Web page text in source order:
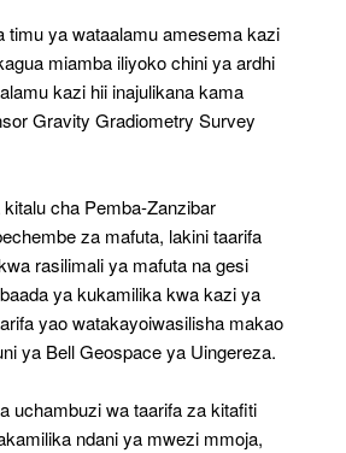
timu ya wataalamu amesema kazi
miamba iliyoko chini ya ardhi
kazi hii inajulikana kama
Gravity Gradiometry Survey
cha Pemba-Zanzibar
za mafuta, lakini taarifa
rasilimali ya mafuta na gesi
ya kukamilika kwa kazi ya
yao watakayoiwasilisha makao
ya Bell Geospace ya Uingereza.
uchambuzi wa taarifa za kitafiti
ndani ya mwezi mmoja,